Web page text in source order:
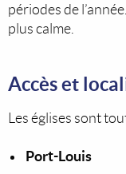
périodes de
plus calme.
Accès et
Les églises sont
Port-Louis